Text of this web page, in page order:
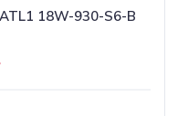
18W-930-S6-B